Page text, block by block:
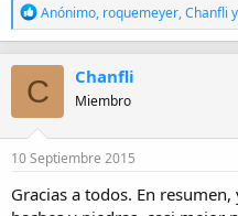
R
e
a
c
c
i
o
n
e
s
Anónimo, roquemeyer,Chanfli
C Chanfli
Miembro
10 Septiembre 2015
Gracias a todos. En